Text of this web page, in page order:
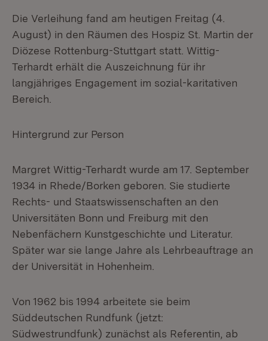
Die Verleihung fand am heutigen Freitag (4.
August) in den Räumen des Hospiz St. Martin der
Diözese Rottenburg-Stuttgart statt. Wittig-
Terhardt erhält die Auszeichnung für ihr
langjähriges Engagement im sozial-karitativen
Bereich.
Hintergrund zur Person
Margret Wittig-Terhardt wurde am 17. September
1934 in Rhede/Borken geboren. Sie studierte
Rechts- und Staatswissenschaften an den
Universitäten Bonn und Freiburg mit den
Nebenfächern Kunstgeschichte und Literatur.
Später war sie lange Jahre als Lehrbeauftrage an
der Universität in Hohenheim.
Von 1962 bis 1994 arbeitete sie beim
Süddeutschen Rundfunk (jetzt:
Südwestrundfunk) zunächst als Referentin, ab